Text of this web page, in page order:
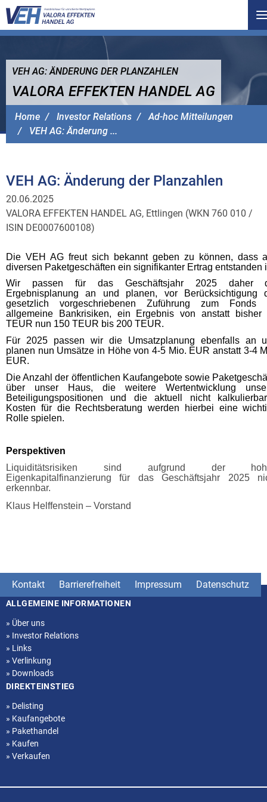
Home Investor Relations
Ad-hoc Mitteilungen
VEH AG: Änderung ...
VEH AG: ÄNDERUNG DER PLANZAHLEN
VALORA EFFEKTEN HANDEL AG
VEH AG: Änderung der Planzahlen
20.06.2025
VALORA EFFEKTEN HANDEL AG, Ettlingen (WKN 760 010 /
ISIN DE0007600108)
Die VEH AG freut sich bekannt geben zu können, dass
diversen Paketgeschäften ein signifikanter Ertrag entstanden
Wir passen für das Geschäftsjahr 2025 daher
Ergebnisplanung an und planen, vor Berücksichtigung
gesetzlich vorgeschriebenen Zuführung zum Fonds
allgemeine Bankrisiken, ein Ergebnis von anstatt bisher
TEUR nun 150 TEUR bis 200 TEUR.
Für 2025 passen wir die Umsatzplanung ebenfalls an
planen nun Umsätze in Höhe von 4-5 Mio. EUR anstatt 3-4
EUR.
Die Anzahl der öffentlichen Kaufangebote sowie
über unser Haus, die weitere Wertentwicklung
Beteiligungspositionen und die aktuell nicht
Kosten für die Rechtsberatung werden hierbei eine
Rolle spielen.
Perspektiven
Liquiditätsrisiken sind aufgrund der
Eigenkapitalfinanzierung für das Geschäftsjahr 2025
erkennbar.
Klaus Helffenstein – Vorstand
Kontakt Barrierefreiheit Impressum Datenschutz
Seitenstruktur
ALLGEMEINE INFORMATIONEN
» Über uns
» Investor Relations
» Links
» Verlinkung
» Downloads
DIREKTEINSTIEG
» Delisting
» Kaufangebote
» Pakethandel
» Kaufen
» Verkaufen